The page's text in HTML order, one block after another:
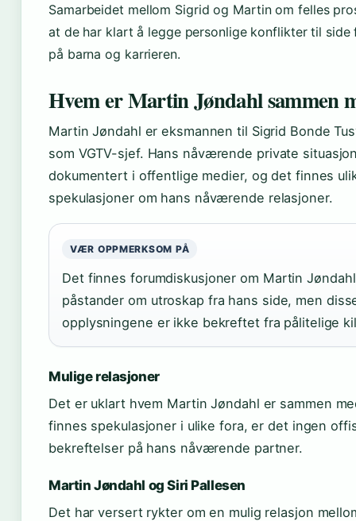
Samarbeidet mellom Sigrid og Martin om felles
at de har klart å legge personlige konflikter til side
på barna og karrieren.
Hvem er Martin Jøndahl sammen
Martin Jøndahl er eksmannen til Sigrid Bonde
som VGTV-sjef. Hans nåværende private
dokumentert i offentlige medier, og det finnes
spekulasjoner om hans nåværende relasjoner.
VÆR OPPMERKSOM PÅ
Det finnes forumdiskusjoner om Martin
påstander om utroskap fra hans side, men
opplysningene er ikke bekreftet fra pålitelige
Mulige relasjoner
Det er uklart hvem Martin Jøndahl er sammen
finnes spekulasjoner i ulike fora, er det ingen
bekreftelser på hans nåværende partner.
Martin Jøndahl og Siri Pallesen
Det har versert rykter om en mulig relasjon